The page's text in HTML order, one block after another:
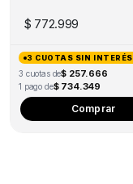
$ 772.999
3 CUOTAS SIN INTERÉS
3 cuotas de$ 257.666
1 pago de$ 734.349
Comprar